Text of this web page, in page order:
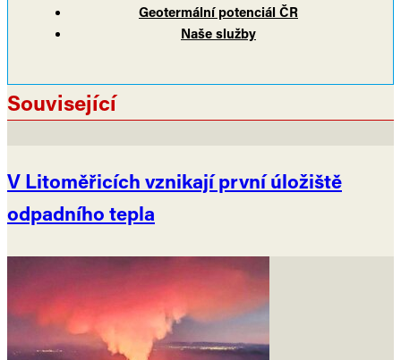
Geotermální potenciál ČR
Naše služby
Související
V Litoměřicích vznikají první úložiště
odpadního tepla